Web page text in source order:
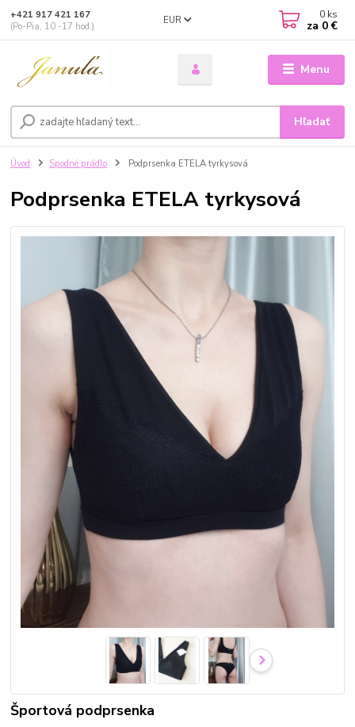
Menu
EUR
Hľadať
+421 917 421 167
(Po-Pia, 10 -17 hod.)
0 ks
za 0 €
Úvod Spodné prádlo Podprsenka ETELA tyrkysová
Podprsenka ETELA tyrkysová
Športová podprsenka